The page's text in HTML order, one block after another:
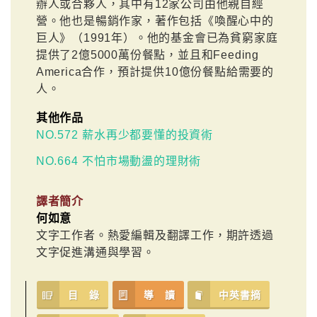
辦人或合夥人，其中有12家公司由他親自經
營。他也是暢銷作家，著作包括《喚醒心中的
巨人》（1991年）。他的基金會已為貧窮家庭
提供了2億5000萬份餐點，並且和Feeding
America合作，預計提供10億份餐點給需要的
人。
其他作品
NO.572 薪水再少都要懂的投資術
NO.664 不怕市場動盪的理財術
譯者簡介
何如意
文字工作者。熱愛編輯及翻譯工作，期許透過
文字促進溝通與學習。
目 錄 導 讀 中英書摘